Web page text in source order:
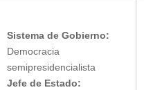
Sistema de Gobierno:
Democracia
semipresidencialista
Jefe de Estado: